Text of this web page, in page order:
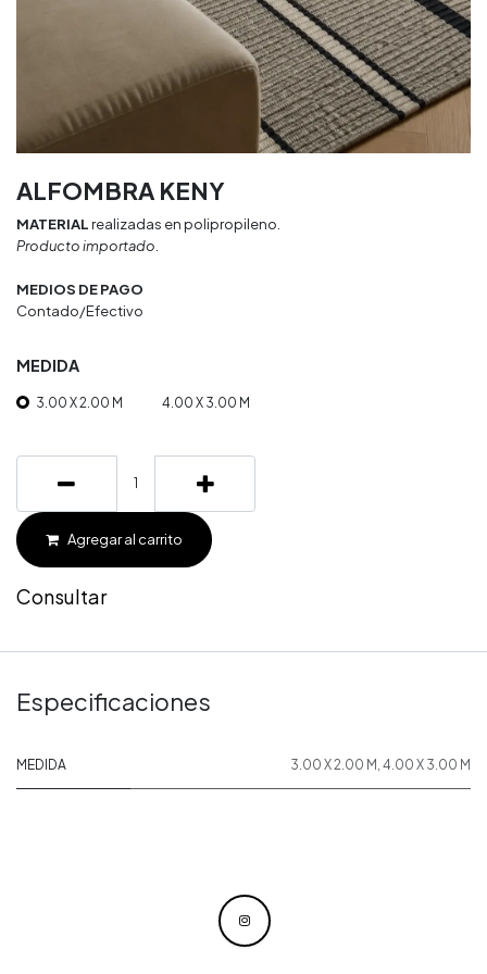
ALFOMBRA KENY
MATERIALrealizadas en polipropileno.
Producto importado.
MEDIOS DE PAGO
Contado/Efectivo
MEDIDA
3.00 X 2.00 M 4.00 X 3.00 M
Agregar al carrito
Consultar
Especificaciones
MEDIDA 3.00 X 2.00 M , 4.00 X 3.00 M